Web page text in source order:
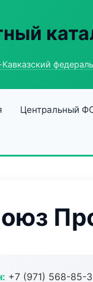
Центральный
+7 (971) 568-85-